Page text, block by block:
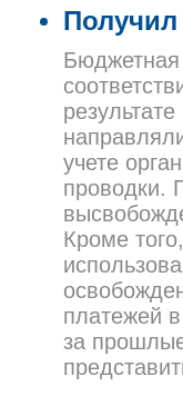
Получил
Бюджетная
учете
проводки.
Кроме
платежей
за